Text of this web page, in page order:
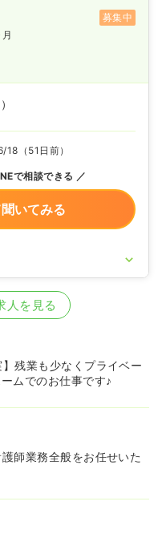
募集中
（51日前）
で相談できる
いてみる
人を見る
残業も少なくプライベー
ムでのお仕事です♪
師業務全般をお任せいた